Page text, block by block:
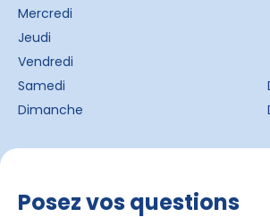
Mercredi
Jeudi
Vendredi
Samedi
Dimanche
Posez vos questions